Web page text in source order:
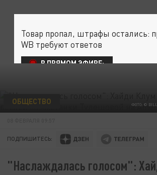
ФОТО: ©
ОБЩЕСТВО
ПОДПИШИТЕСЬ:
"Наслаждалась голосом":
Товар пропал, штрафы остались:
WB требуют ответов
В ПРЯМОМ ЭФИРЕ: